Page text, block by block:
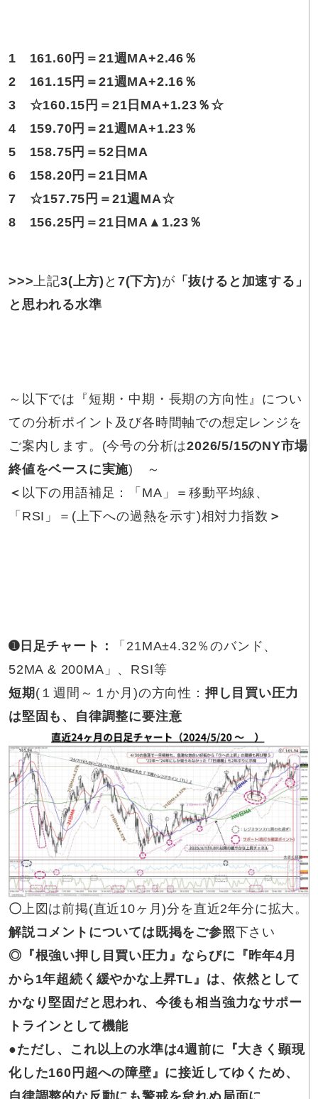
1 161.60円 ＝21週MA+2.46％
2 161.15円 ＝21週MA+2.16％
3 ☆160.15円 ＝21日MA+1.23％☆
4 159.70円 ＝21週MA+1.23％
5 158.75円 ＝52日MA
6 158.20円 ＝21日MA
7 ☆157.75円 ＝21週MA☆
8 156.25円 ＝21日MA▲1.23％
>>> 上記3(上方) と 7(下方)が 「抜けると加速する」
と思われる水準
～以下では『短期・中期・長期の方向性』につい
ての分析ポイント及び各時間軸での想定レンジを
ご案内します。(今号の分析は2026/5/15のNY市場
終値をベースに実施) ～
＜ 以下の用語補足：「MA」＝移動平均線、
「RSI」＝(上下への過熱を示す)相対力指数 ＞
➊日足チャート：
「21MA±4.32％のバンド、
52MA & 200MA」、RSI等
短期 (１週間～１か月)の方向性： 押し目買い圧力
は堅固も、自律調整に要注意
〇 上図は前掲(直近10ヶ月)分を直近2年分に拡大。
解説コメントについては既掲をご参照下さい
◎『根強い押し目買い圧力』ならびに『昨年4月
から1年超続く緩やかな上昇TL』は、依然として
かなり堅固だと思われ、今後も相当強力なサポー
トラインとして機能
●ただし、 これ以上の水準は4週前に『大きく顕現
化した160円超への障壁』に接近してゆくため、
自律調整的な反動にも警戒を怠れぬ局面に